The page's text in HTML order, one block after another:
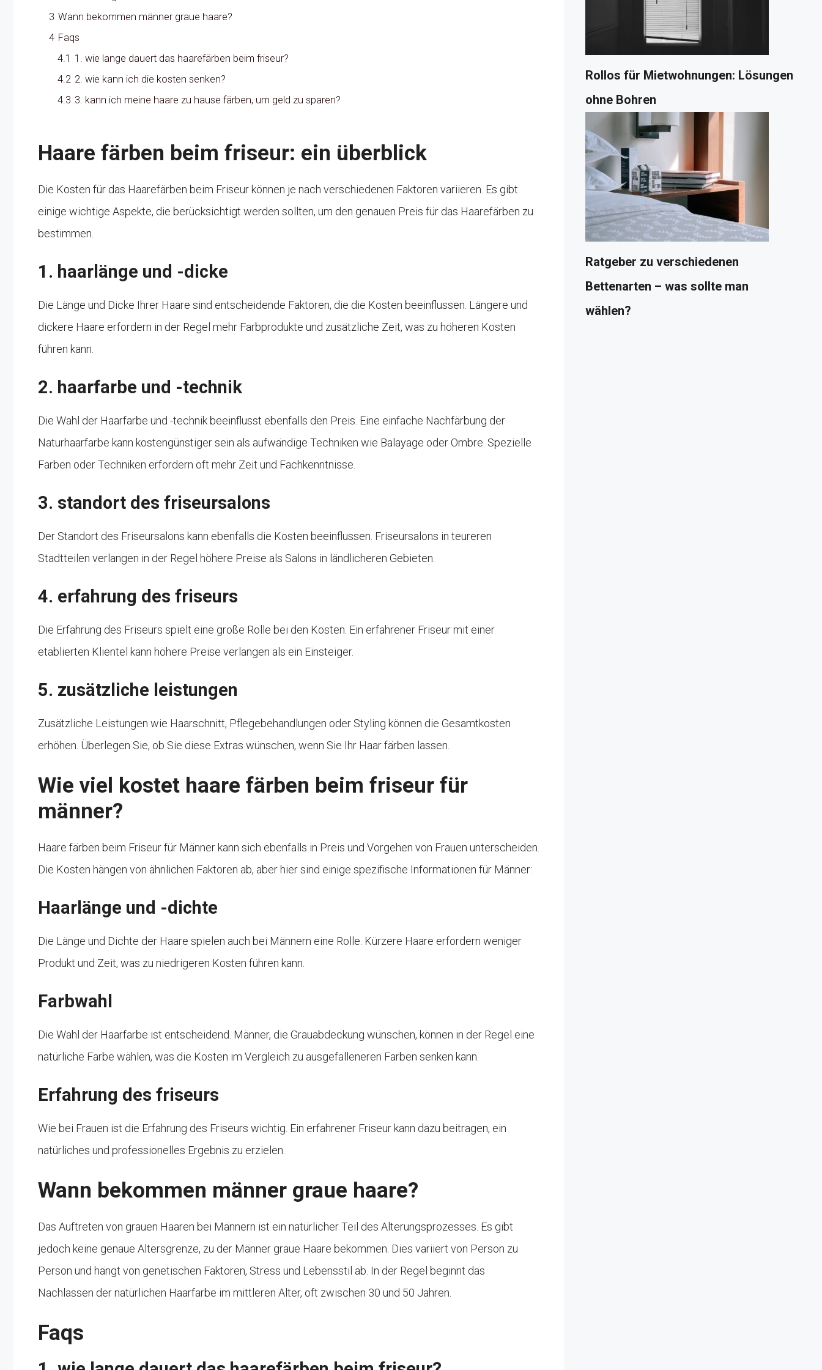
3 Wann bekommen männer graue haare?
4 Faqs
4.1 1. wie lange dauert das haarefärben beim friseur?
4.2 2. wie kann ich die kosten senken?
4.3 3. kann ich meine haare zu hause färben, um geld zu sparen?
Haare färben beim friseur: ein überblick
Die Kosten für das Haarefärben beim Friseur können je nach verschiedenen Faktoren variieren. Es gibt
einige wichtige Aspekte, die berücksichtigt werden sollten, um den genauen Preis für das Haarefärben zu
bestimmen.
1. haarlänge und -dicke
Die Länge und Dicke Ihrer Haare sind entscheidende Faktoren, die die Kosten beeinflussen. Längere und
dickere Haare erfordern in der Regel mehr Farbprodukte und zusätzliche Zeit, was zu höheren Kosten
führen kann.
2. haarfarbe und -technik
Die Wahl der Haarfarbe und -technik beeinflusst ebenfalls den Preis. Eine einfache Nachfärbung der
Naturhaarfarbe kann kostengünstiger sein als aufwändige Techniken wie Balayage oder Ombre. Spezielle
Farben oder Techniken erfordern oft mehr Zeit und Fachkenntnisse.
3. standort des friseursalons
Der Standort des Friseursalons kann ebenfalls die Kosten beeinflussen. Friseursalons in teureren
Stadtteilen verlangen in der Regel höhere Preise als Salons in ländlicheren Gebieten.
4. erfahrung des friseurs
Die Erfahrung des Friseurs spielt eine große Rolle bei den Kosten. Ein erfahrener Friseur mit einer
etablierten Klientel kann höhere Preise verlangen als ein Einsteiger.
5. zusätzliche leistungen
Zusätzliche Leistungen wie Haarschnitt, Pflegebehandlungen oder Styling können die Gesamtkosten
erhöhen. Überlegen Sie, ob Sie diese Extras wünschen, wenn Sie Ihr Haar färben lassen.
Wie viel kostet haare färben beim friseur für
männer?
Haare färben beim Friseur für Männer kann sich ebenfalls in Preis und Vorgehen von Frauen unterscheiden.
Die Kosten hängen von ähnlichen Faktoren ab, aber hier sind einige spezifische Informationen für Männer:
Haarlänge und -dichte
Die Länge und Dichte der Haare spielen auch bei Männern eine Rolle. Kürzere Haare erfordern weniger
Produkt und Zeit, was zu niedrigeren Kosten führen kann.
Farbwahl
Die Wahl der Haarfarbe ist entscheidend. Männer, die Grauabdeckung wünschen, können in der Regel eine
natürliche Farbe wählen, was die Kosten im Vergleich zu ausgefalleneren Farben senken kann.
Erfahrung des friseurs
Wie bei Frauen ist die Erfahrung des Friseurs wichtig. Ein erfahrener Friseur kann dazu beitragen, ein
natürliches und professionelles Ergebnis zu erzielen.
Wann bekommen männer graue haare?
Das Auftreten von grauen Haaren bei Männern ist ein natürlicher Teil des Alterungsprozesses. Es gibt
jedoch keine genaue Altersgrenze, zu der Männer graue Haare bekommen. Dies variiert von Person zu
Person und hängt von genetischen Faktoren, Stress und Lebensstil ab. In der Regel beginnt das
Nachlassen der natürlichen Haarfarbe im mittleren Alter, oft zwischen 30 und 50 Jahren.
Faqs
Rollos für Mietwohnungen: Lösungen
ohne Bohren
Ratgeber zu verschiedenen
Bettenarten – was sollte man
wählen?